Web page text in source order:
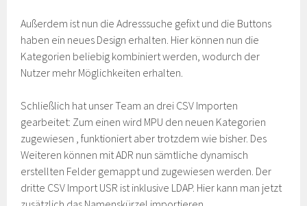
Außerdem ist nun die Adresssuche gefixt und die Buttons
haben ein neues Design erhalten. Hier können nun die
Kategorien beliebig kombiniert werden, wodurch der
Nutzer mehr Möglichkeiten erhalten.
Schließlich hat unser Team an drei CSV Importen
gearbeitet: Zum einen wird MPU den neuen Kategorien
zugewiesen , funktioniert aber trotzdem wie bisher. Des
Weiteren können mit ADR nun sämtliche dynamisch
erstellten Felder gemappt und zugewiesen werden. Der
dritte CSV Import USR ist inklusive LDAP. Hier kann man jetzt